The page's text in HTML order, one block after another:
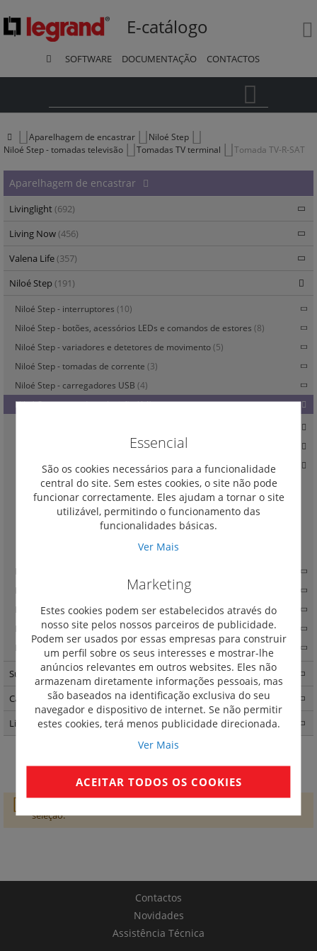
E-catálogo
SOFTWARE DOCUMENTAÇÃO CONTACTOS
Aparelhagem de encastrar
Niloé Step
Niloé Step - tomadas televisão
Tomadas TV terminal Tomada TV-R-SAT
Tomada TV-R-SAT
seleção.
Aparelhagem de encastrar
Livinglight(692)
Living Now(456)
Valena Life(357)
Niloé Step(191)
Niloé Step - interruptores (10)
Niloé Step - botões, acessórios LEDs e comandos de estores (8)
Niloé Step - variadores e detetores de movimento(5)
Niloé Step - tomadas de corrente (3)
Niloé Step - carregadores USB (4)
Niloé Step - tomadas televisão(14)
Tomadas TV terminal(0)
Tomada TV-R-SAT(0)
Tomada TV-SAT (0)
Tomada TV macho simples (0)
(4)
Niloé Step - tomadas RJ 45 e tomadas de fibra ótica
Niloé Step - difusão sonora
(0)
Niloé Step - acessórios(12)
Niloé Step - teclas e espelho centrais(87)
Niloé Step - quadros
(36)
Suno
(263)
Caixas de encastrar Batibox (57)
Light Now(457)
Contactos
Novidades
Assistência Técnica
Essencial
São os cookies necessários para a funcionalidade
central do site. Sem estes cookies, o site não pode
funcionar correctamente. Eles ajudam a tornar o site
utilizável, permitindo o funcionamento das
funcionalidades básicas.
Ver Mais
Marketing
Estes cookies podem ser estabelecidos através do
nosso site pelos nossos parceiros de publicidade.
Podem ser usados por essas empresas para construir
um perfil sobre os seus interesses e mostrar-lhe
anúncios relevantes em outros websites. Eles não
armazenam diretamente informações pessoais, mas
são baseados na identificação exclusiva do seu
navegador e dispositivo de internet. Se não permitir
estes cookies, terá menos publicidade direcionada.
Ver Mais
ACEITAR TODOS OS COOKIES